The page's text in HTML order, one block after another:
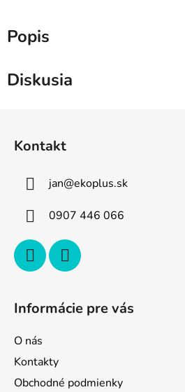
Popis
Diskusia
Kontakt
jan@ekoplus.sk
0907 446 066
Informácie pre vás
O nás
Kontakty
Obchodné podmienky